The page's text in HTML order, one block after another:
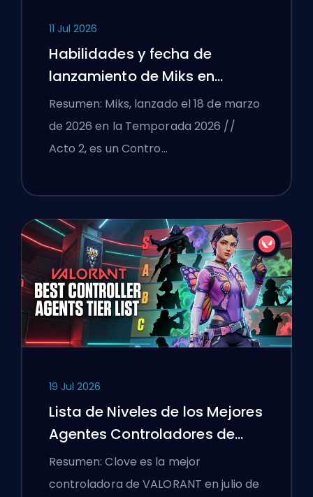
11 Jul 2026
Habilidades y fecha de
lanzamiento de Miks en
VALORANT explicadas
Resumen: Miks, lanzado el 18 de marzo
de 2026 en la Temporada 2026 //
Acto 2, es un Contro…
19 Jul 2026
Lista de Niveles de los Mejores
Agentes Controladores de
VALORANT
Resumen: Clove es la mejor
controladora de VALORANT en julio de